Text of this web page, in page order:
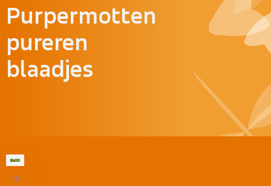
Purpermotten
pureren
blaadjes
19